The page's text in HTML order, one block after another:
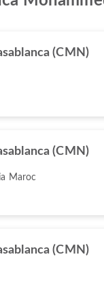
(CMN)
(CMN)
Maroc
(CMN)